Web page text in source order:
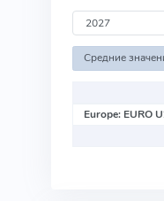
Средние
Europe: EURO